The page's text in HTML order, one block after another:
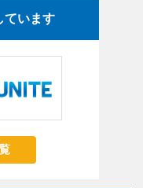
ています